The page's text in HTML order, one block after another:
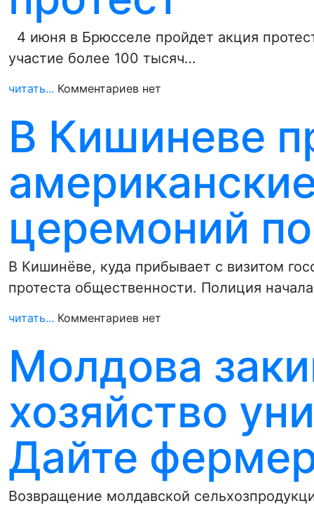
4 июня в Брюсселе пройдет акция
участие более 100 тысяч…
читать... Комментариев нет
В Кишиневе
церемоний
В Кишинёве, куда прибывает с визитом
протеста общественности. Полиция
читать... Комментариев нет
Молдова
хозяйство
Дайте
Возвращение молдавской